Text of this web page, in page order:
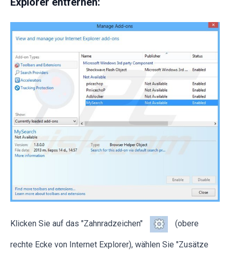
Klicken Sie auf das "Zahnradzeichen" (obere
rechte Ecke von Internet Explorer), wählen Sie "Zusätze